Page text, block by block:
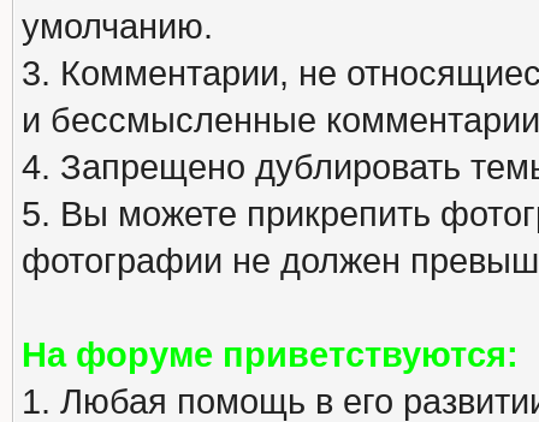
умолчанию.
3. Комментарии, не
и бессмысленные
4. Запрещено дублировать
5. Вы можете прикрепить
фотографии не должен
На форуме приветствуются:
1. Любая помощь в его